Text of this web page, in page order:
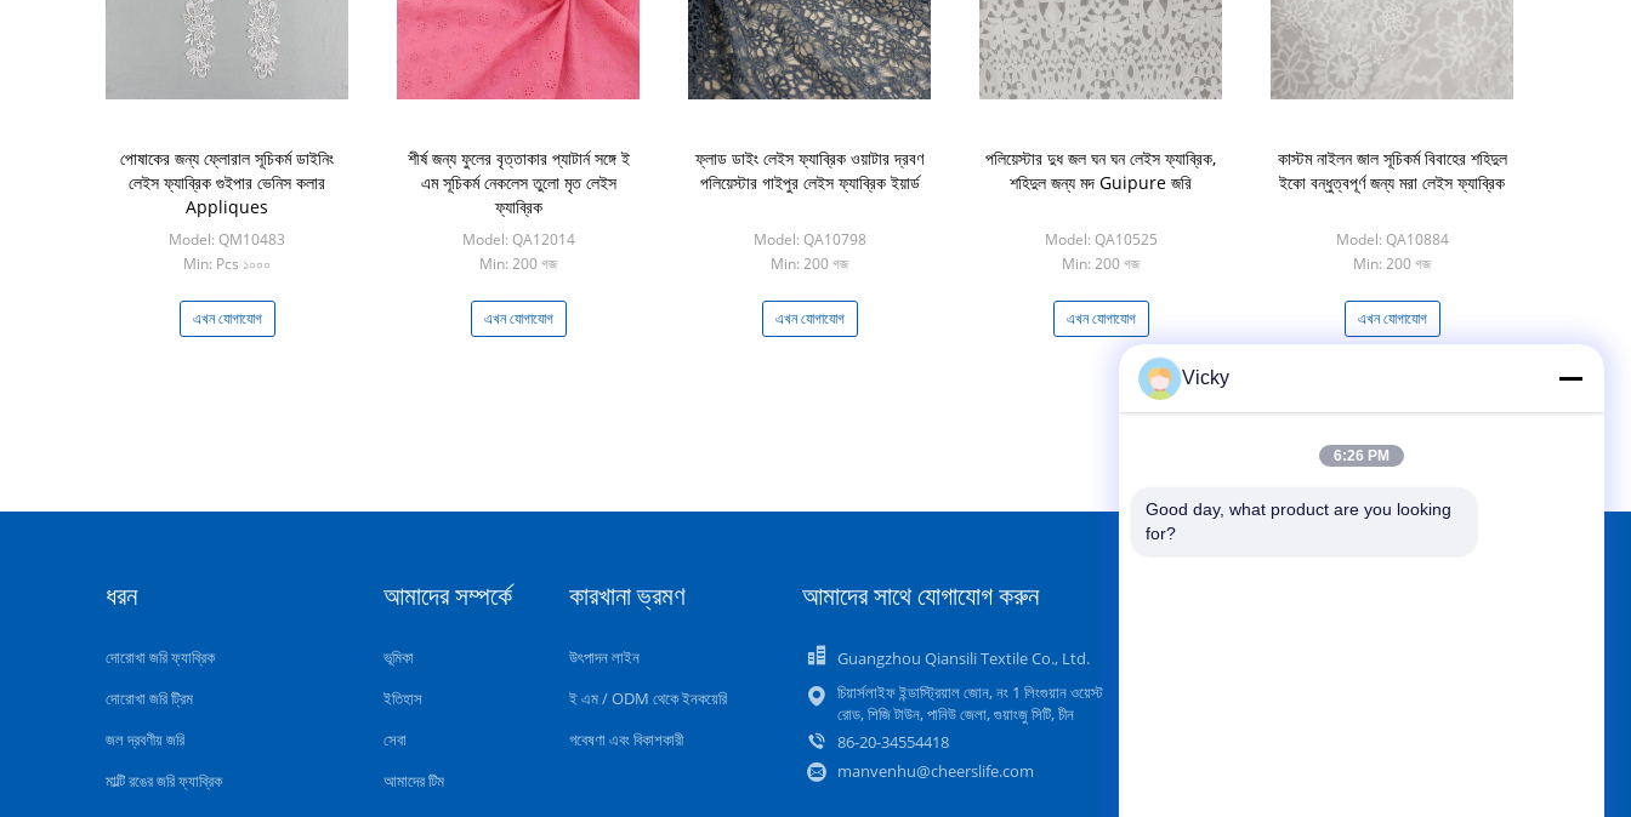
পোষাকের জন্য ফ্লোরাল সূচিকর্ম ডাইনিং
লেইস ফ্যাব্রিক গুইপার ভেনিস কলার
Appliques
Model: QM10483
Min: Pcs ১০০০
এখন যোগাযোগ
শীর্ষ জন্য ফুলের বৃত্তাকার প্যাটার্ন সঙ্গে ই
এম সূচিকর্ম নেকলেস তুলো মৃত লেইস
ফ্যাব্রিক
Model: QA12014
Min: 200 গজ
এখন যোগাযোগ
ফ্লাড ডাইং লেইস ফ্যাব্রিক ওয়াটার দ্রবণ
পলিয়েস্টার গাইপুর লেইস ফ্যাব্রিক ইয়ার্ড
Model: QA10798
Min: 200 গজ
এখন যোগাযোগ
পলিয়েস্টার দুধ জল ঘন ঘন লেইস ফ্যাব্রিক,
শহিদুল জন্য মদ Guipure জরি
Model: QA10525
Min: 200 গজ
এখন যোগাযোগ
কাস্টম নাইলন জাল সূচিকর্ম বিবাহের শহিদুল
ইকো বন্ধুত্বপূর্ণ জন্য মরা লেইস ফ্যাব্রিক
Model: QA10884
Min: 200 গজ
এখন যোগাযোগ
ধরন
দোরোখা জরি ফ্যাব্রিক
দোরোখা জরি ট্রিম
জল দ্রবণীয় জরি
মাল্টি রঙের জরি ফ্যাব্রিক
আমাদের সম্পর্কে
ভূমিকা
ইতিহাস
সেবা
আমাদের টিম
কারখানা ভ্রমণ
উৎপাদন লাইন
ই এম / ODM থেকে ইনকয়েরি
গবেষণা এবং বিকাশকারী
আমাদের সাথে যোগাযোগ করুন
Guangzhou Qiansili Textile Co., Ltd.
চিয়ার্সলাইফ ইন্ডাস্ট্রিয়াল জোন, নং 1 লিংগুয়ান ওয়েস্ট
রোড, শিজি টাউন, পানিউ জেলা, গুয়াংজু সিটি, চীন
86-20-34554418
manvenhu@cheerslife.com
Vicky
6:26 PM
Good day, what product are you looking
for?